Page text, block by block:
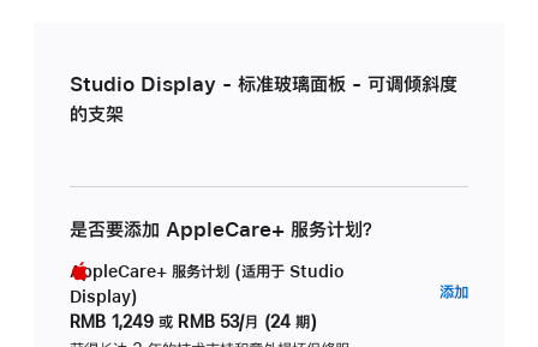
Studio Display - 标准玻璃面板 - 可调倾斜度
的支架
是否要添加 AppleCare+ 服务计划？
AppleCare+ 服务计划 (适用于 Studio
Display)
RMB 1,249 或 RMB 53/月 (24 期)
添加